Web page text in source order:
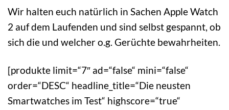
Wir halten euch natürlich in Sachen Apple Watch
2 auf dem Laufenden und sind selbst gespannt, ob
sich die und welcher o.g. Gerüchte bewahrheiten.
[produkte limit=“7″ ad=“false“ mini=“false“
order=“DESC“ headline_title=“Die neusten
Smartwatches im Test“ highscore=“true“